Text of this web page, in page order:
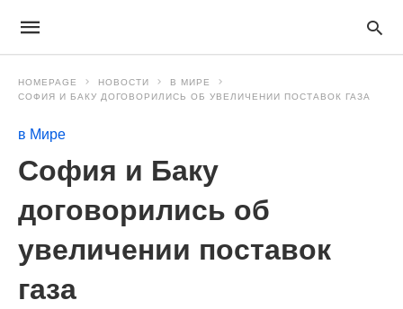
HOMEPAGE НОВОСТИ
В МИРЕ
СОФИЯ И БАКУ ДОГОВОРИЛИСЬ ОБ УВЕЛИЧЕНИИ ПОСТАВОК ГАЗА
в Мире
София и Баку
договорились об
увеличении поставок
газа